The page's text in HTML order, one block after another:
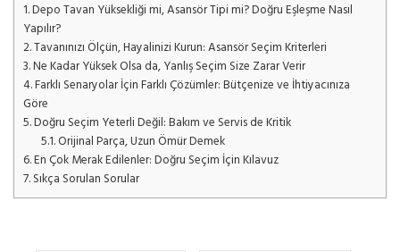
1.Depo Tavan Yüksekliği mi, Asansör Tipi mi? Doğru Eşleşme Nasıl
Yapılır?
2.Tavanınızı Ölçün, Hayalinizi Kurun: Asansör Seçim Kriterleri
3.Ne Kadar Yüksek Olsa da, Yanlış Seçim Size Zarar Verir
4.Farklı Senaryolar İçin Farklı Çözümler: Bütçenize ve İhtiyacınıza
Göre
5.Doğru Seçim Yeterli Değil: Bakım ve Servis de Kritik
5.1.Orijinal Parça, Uzun Ömür Demek
6.En Çok Merak Edilenler: Doğru Seçim İçin Kılavuz
7.Sıkça Sorulan Sorular